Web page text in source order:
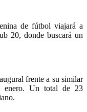
de fútbol viajará a
20, donde buscará un
frente a su similar
enero. Un total de 23